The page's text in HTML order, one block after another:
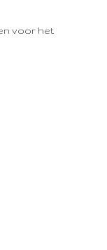
voor het